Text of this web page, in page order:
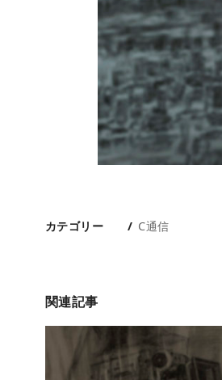
カテゴリー C通信
関連記事